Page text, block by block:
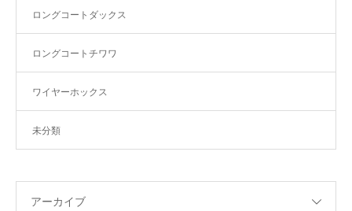
ロングコートダックス
ロングコートチワワ
ワイヤーホックス
未分類
アーカイブ